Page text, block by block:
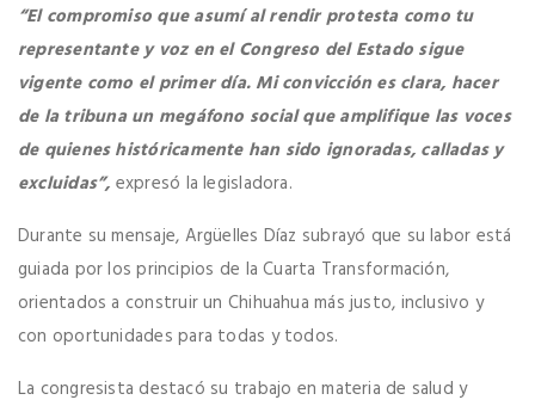
“El compromiso que asumí al rendir protesta como tu
representante y voz en el Congreso del Estado sigue
vigente como el primer día. Mi convicción es clara, hacer
de la tribuna un megáfono social que amplifique las voces
de quienes históricamente han sido ignoradas, calladas y
excluidas”, expresó la legisladora.
Durante su mensaje, Argüelles Díaz subrayó que su labor está
guiada por los principios de la Cuarta Transformación,
orientados a construir un Chihuahua más justo, inclusivo y
con oportunidades para todas y todos.
La congresista destacó su trabajo en materia de salud y